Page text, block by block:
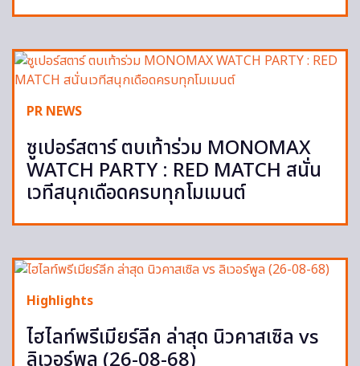
PR NEWS
ซูเปอร์สตาร์ ตบเท้าร่วม MONOMAX
WATCH PARTY : RED MATCH สนั่น
เวทีสนุกเดือดครบทุกโมเมนต์
Highlights
ไฮไลท์พรีเมียร์ลีก ล่าสุด นิวคาสเซิล vs
ลิเวอร์พูล (26-08-68)